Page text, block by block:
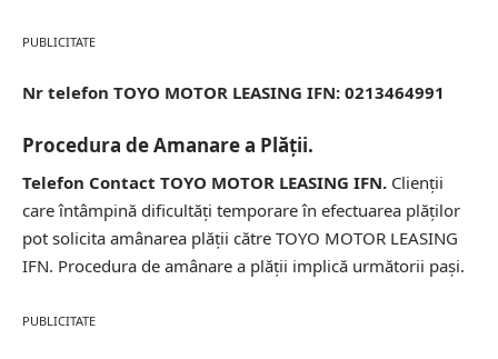
PUBLICITATE
Nr telefon TOYO MOTOR LEASING IFN: 0213464991
Procedura de Amanare a Plății.
Telefon Contact TOYO MOTOR LEASING IFN. Clienții
care întâmpină dificultăți temporare în efectuarea plăților
pot solicita amânarea plății către TOYO MOTOR LEASING
IFN. Procedura de amânare a plății implică următorii pași.
PUBLICITATE